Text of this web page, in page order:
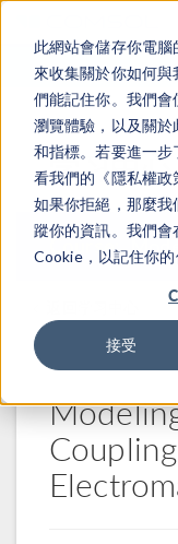
此網站會儲存你電
來收集關於你如何
們能記住你。我們
瀏覽體驗，以及關
和指標。若要進一
看我們的《隱私權政
如果你拒絕，那麼我
蹤你的資訊。我們
Cookie，以記住你的
接受
学习中心
Course: